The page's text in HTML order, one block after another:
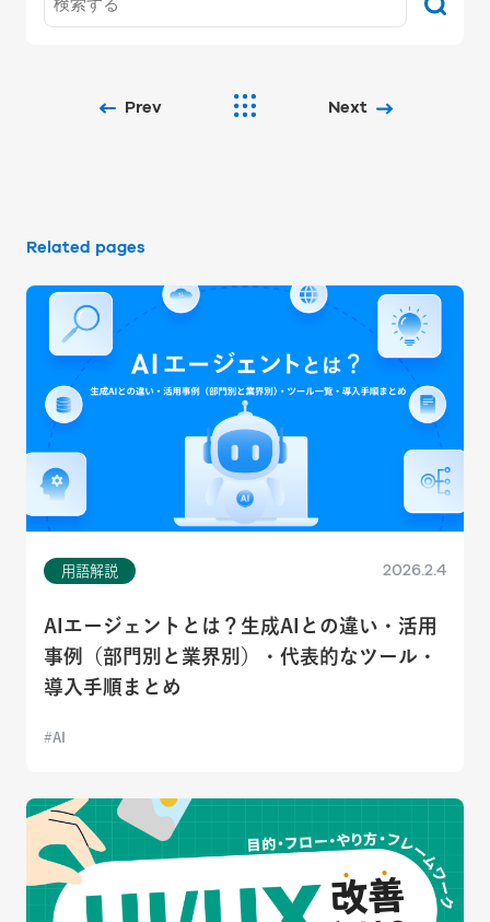
Prev Next
Related pages
用語解説 2026.2.4
AIエージェントとは？生成AIとの違い・活用
事例（部門別と業界別）・代表的なツール・
導入手順まとめ
AI